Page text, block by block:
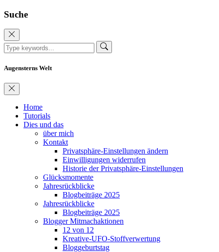
Suche
Augensterns Welt
Home
Tutorials
Dies und das
über mich
Kontakt
Privatsphäre-Einstellungen ändern
Einwilligungen widerrufen
Historie der Privatsphäre-Einstellungen
Glücksmomente
Jahresrückblicke
Blogbeiträge 2025
Jahresrückblicke
Blogbeiträge 2025
Blogger Mitmachaktionen
12 von 12
Kreative-UFO-Stoffverwertung
Bloggeburtstag